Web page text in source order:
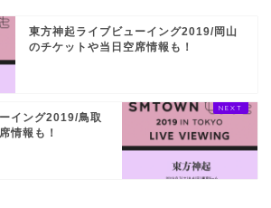
東方神起ライブビューイング2019/岡山
のチケットや当日空席情報も！
イング2019/鳥取
情報も！